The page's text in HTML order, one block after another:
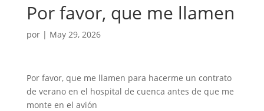
Por favor, que me llamen
por | May 29, 2026
Por favor, que me llamen para hacerme un contrato
de verano en el hospital de cuenca antes de que me
monte en el avión